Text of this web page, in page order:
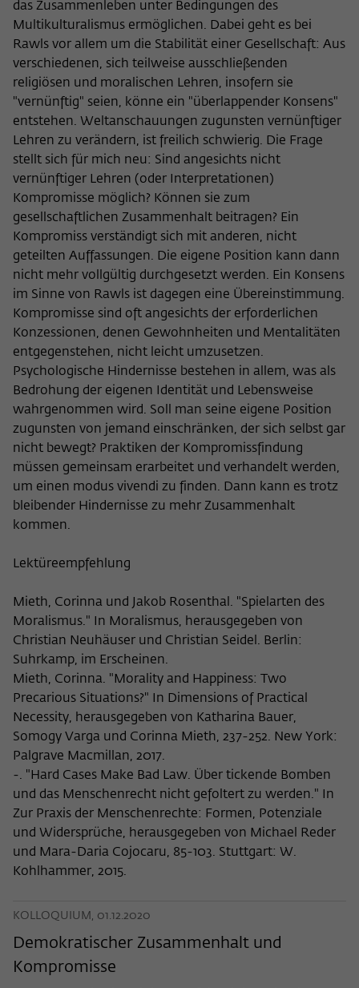
das Zusammenleben unter Bedingungen des
Multikulturalismus ermöglichen. Dabei geht es bei
Rawls vor allem um die Stabilität einer Gesellschaft: Aus
verschiedenen, sich teilweise ausschließenden
religiösen und moralischen Lehren, insofern sie
"vernünftig" seien, könne ein "überlappender Konsens"
entstehen. Weltanschauungen zugunsten vernünftiger
Lehren zu verändern, ist freilich schwierig. Die Frage
stellt sich für mich neu: Sind angesichts nicht
vernünftiger Lehren (oder Interpretationen)
Kompromisse möglich? Können sie zum
gesellschaftlichen Zusammenhalt beitragen? Ein
Kompromiss verständigt sich mit anderen, nicht
geteilten Auffassungen. Die eigene Position kann dann
nicht mehr vollgültig durchgesetzt werden. Ein Konsens
im Sinne von Rawls ist dagegen eine Übereinstimmung.
Kompromisse sind oft angesichts der erforderlichen
Konzessionen, denen Gewohnheiten und Mentalitäten
entgegenstehen, nicht leicht umzusetzen.
Psychologische Hindernisse bestehen in allem, was als
Bedrohung der eigenen Identität und Lebensweise
wahrgenommen wird. Soll man seine eigene Position
zugunsten von jemand einschränken, der sich selbst gar
nicht bewegt? Praktiken der Kompromissfindung
müssen gemeinsam erarbeitet und verhandelt werden,
um einen modus vivendi zu finden. Dann kann es trotz
bleibender Hindernisse zu mehr Zusammenhalt
kommen.
Lektüreempfehlung
Mieth, Corinna und Jakob Rosenthal. "Spielarten des
Moralismus." In Moralismus, herausgegeben von
Christian Neuhäuser und Christian Seidel. Berlin:
Suhrkamp, im Erscheinen.
Mieth, Corinna. "Morality and Happiness: Two
Precarious Situations?" In Dimensions of Practical
Necessity, herausgegeben von Katharina Bauer,
Somogy Varga und Corinna Mieth, 237-252. New York:
Palgrave Macmillan, 2017.
-. "Hard Cases Make Bad Law. Über tickende Bomben
und das Menschenrecht nicht gefoltert zu werden." In
Zur Praxis der Menschenrechte: Formen, Potenziale
und Widersprüche, herausgegeben von Michael Reder
und Mara-Daria Cojocaru, 85-103. Stuttgart: W.
Kohlhammer, 2015.
KOLLOQUIUM, 01.12.2020
Demokratischer Zusammenhalt und
Kompromisse
Zweck
der/die Besucher:in durch eine Verlinkung
auf wiko-berlin.de weitergeleitet wurde.
Name _pk_ses
Anbieter Matomo
30 Minuten
Zweck
Dieses kurzlebige Cookie wird dazu
verwendet, vorübergehend Daten über
den aktuellen Aufenthalt des Besuchs auf
der Webseite des Wissenschaftskollegs
zu speichern.
können